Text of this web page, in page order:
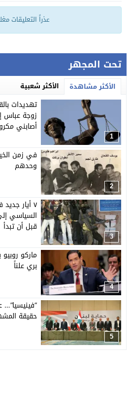
عذراً التعليقات
تحت المجهر
الأكثر مشاهدة الأكثر شعبية
1
تهديدات
زوجة عباس
أصابني
2
في زمن
وحدهم
3
٧ أيار
السياسي
قبل أن تبدأ
4
ماركو
بري علناً
5
حقيقة